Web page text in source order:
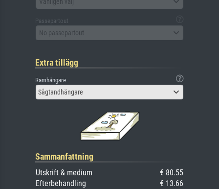
Passepartout
No passepartout
Extra tillägg
Ramhängare
Sågtandhängare
Sammanfattning
Utskrift & medium
€ 80.55
Efterbehandling
€ 13.66